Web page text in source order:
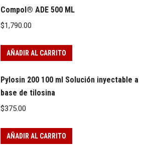
Compol® ADE 500 ML
$1,790.00
AÑADIR AL CARRITO
Pylosin 200 100 ml Solución inyectable a
base de tilosina
$375.00
AÑADIR AL CARRITO